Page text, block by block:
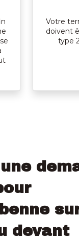
Votre
doivent
type
devant